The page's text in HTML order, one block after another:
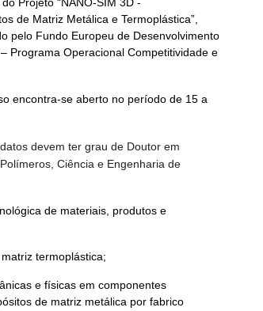
Projeto “NANO-SIM 3D -
de Matriz Metálica e Termoplástica”,
pelo Fundo Europeu de Desenvolvimento
Programa Operacional Competitividade e
encontra-se aberto no período de 15 a
devem ter grau de Doutor em
Ciência e Engenharia de
de materiais, produtos e
termoplástica;
e físicas em componentes
de matriz metálica por fabrico